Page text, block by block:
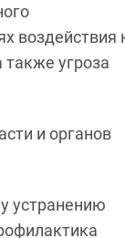
воздействия
угроза
и органов
устранению